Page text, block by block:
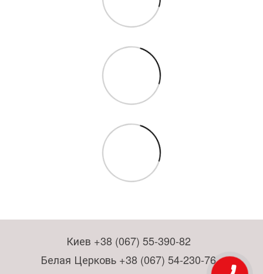
Киев +38 (067) 55-390-82
Белая Церковь +38 (067) 54-230-76